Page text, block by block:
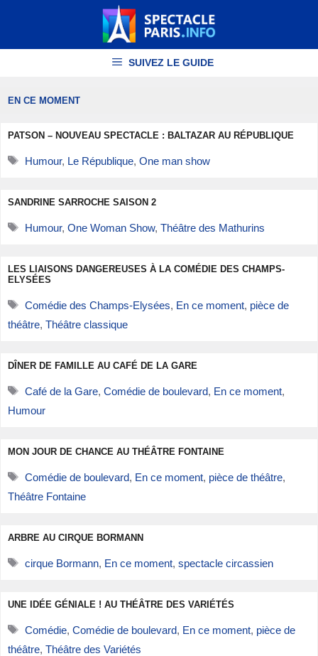
SUIVEZ LE GUIDE
EN CE MOMENT
PATSON – NOUVEAU SPECTACLE : BALTAZAR AU RÉPUBLIQUE
Étiquettes
Humour, Le République, One man show
SANDRINE SARROCHE SAISON 2
Étiquettes
Humour, One Woman Show, Théâtre des Mathurins
LES LIAISONS DANGEREUSES À LA COMÉDIE DES CHAMPS-
ELYSÉES
Étiquettes
Comédie des Champs-Elysées, En ce moment, pièce de
théâtre, Théâtre classique
DÎNER DE FAMILLE AU CAFÉ DE LA GARE
Étiquettes
Café de la Gare, Comédie de boulevard, En ce moment,
Humour
MON JOUR DE CHANCE AU THÉÂTRE FONTAINE
Étiquettes
Comédie de boulevard, En ce moment, pièce de théâtre,
Théâtre Fontaine
ARBRE AU CIRQUE BORMANN
Étiquettes
cirque Bormann, En ce moment, spectacle circassien
UNE IDÉE GÉNIALE ! AU THÉÂTRE DES VARIÉTÉS
Étiquettes
Comédie, Comédie de boulevard, En ce moment, pièce de
théâtre, Théâtre des Variétés